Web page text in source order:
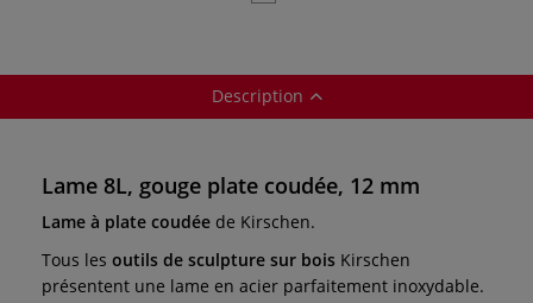
Description
Lame 8L, gouge plate coudée, 12 mm
Lame à plate coudée de Kirschen.
Tous les outils de sculpture sur bois Kirschen
présentent une lame en acier parfaitement inoxydable.